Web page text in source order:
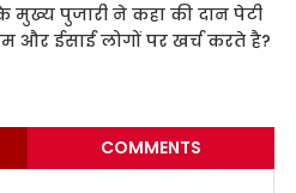
मुख्य पुजारी ने कहा की दान पेटी
और ईसाई लोगों पर खर्च करते है?
COMMENTS